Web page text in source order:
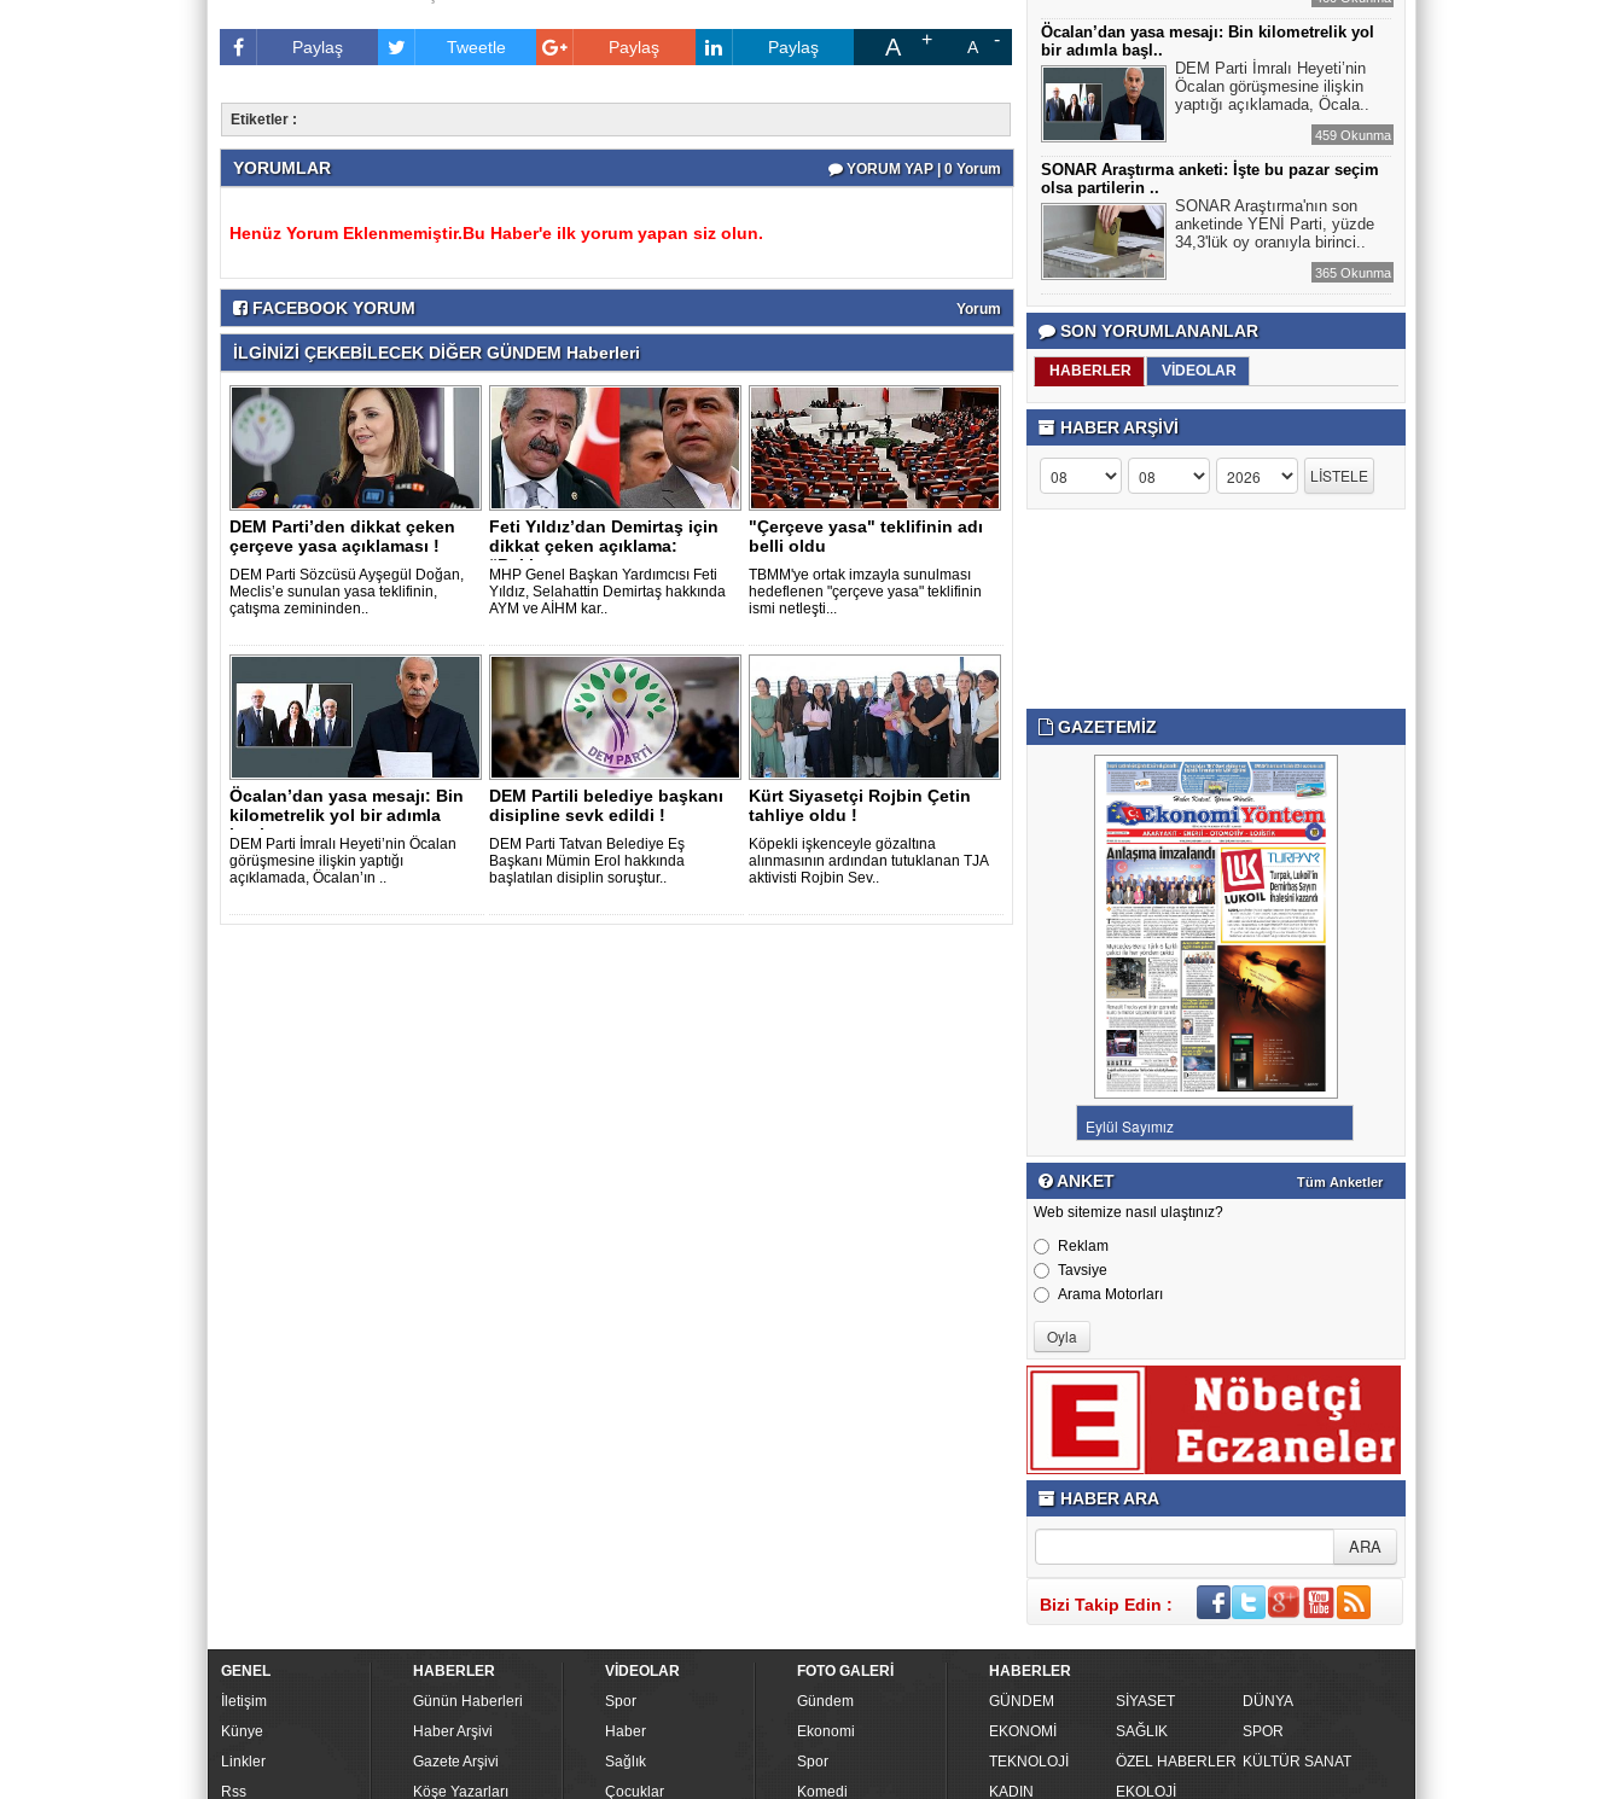
Paylaş Tweetle Paylaş Paylaş A A
Etiketler :
YORUMLAR YORUM YAP | 0 Yorum
Henüz Yorum Eklenmemiştir.Bu Haber'e ilk yorum yapan siz olun.
FACEBOOK YORUM Yorum
İLGİNİZİ ÇEKEBİLECEK DİĞER GÜNDEM Haberleri
DEM Parti’den dikkat çeken
çerçeve yasa açıklaması !
DEM Parti Sözcüsü Ayşegül Doğan,
Meclis’e sunulan yasa teklifinin,
çatışma zemininden..
Feti Yıldız’dan Demirtaş için
dikkat çeken açıklama:
“Bekley..
MHP Genel Başkan Yardımcısı Feti
Yıldız, Selahattin Demirtaş hakkında
AYM ve AİHM kar..
"Çerçeve yasa" teklifinin adı
belli oldu
TBMM'ye ortak imzayla sunulması
hedeflenen "çerçeve yasa" teklifinin
ismi netleşti...
Öcalan’dan yasa mesajı: Bin
kilometrelik yol bir adımla
başl..
DEM Parti İmralı Heyeti’nin Öcalan
görüşmesine ilişkin yaptığı
açıklamada, Öcalan’ın ..
DEM Partili belediye başkanı
disipline sevk edildi !
DEM Parti Tatvan Belediye Eş
Başkanı Mümin Erol hakkında
başlatılan disiplin soruştur..
Kürt Siyasetçi Rojbin Çetin
tahliye oldu !
Köpekli işkenceyle gözaltına
alınmasının ardından tutuklanan TJA
aktivisti Rojbin Sev..
Öcalan’dan yasa mesajı: Bin kilometrelik yol
bir adımla başl..
DEM Parti İmralı Heyeti’nin
Öcalan görüşmesine ilişkin
yaptığı açıklamada, Öcala..
459 Okunma
SONAR Araştırma anketi: İşte bu pazar seçim
olsa partilerin ..
SONAR Araştırma'nın son
anketinde YENİ Parti, yüzde
34,3'lük oy oranıyla birinci..
365 Okunma
SON YORUMLANANLAR
HABERLER VİDEOLAR
HABER ARŞİVİ
GAZETEMİZ
ANKET Tüm Anketler
Web sitemize nasıl ulaştınız?
Reklam
Tavsiye
Arama Motorları
HABER ARA
Bizi Takip Edin :
GENEL
İletişim
Künye
Linkler
Rss
HABERLER
Günün Haberleri
Haber Arşivi
Gazete Arşivi
Köşe Yazarları
VİDEOLAR
Spor
Haber
Sağlık
Çocuklar
FOTO GALERİ
Gündem
Ekonomi
Spor
Komedi
HABERLER
GÜNDEM
SİYASET
DÜNYA
EKONOMİ
SAĞLIK
SPOR
TEKNOLOJİ
ÖZEL HABERLER KÜLTÜR SANAT
KADIN
EKOLOJİ